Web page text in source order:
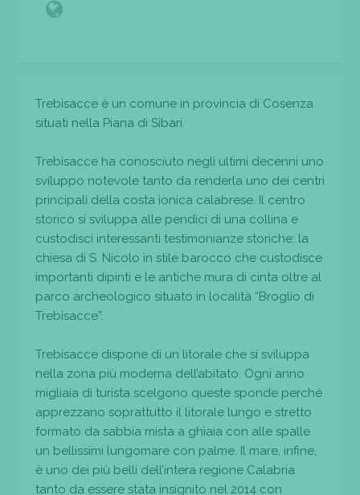
Trebisacce è un comune in provincia di Cosenza
situati nella Piana di Sibari.
Trebisacce ha conosciuto negli ultimi decenni uno
sviluppo notevole tanto da renderla uno dei centri
principali della costa ionica calabrese. Il centro
storico si sviluppa alle pendici di una collina e
custodisci interessanti testimonianze storiche: la
chiesa di S. Nicolo in stile barocco che custodisce
importanti dipinti e le antiche mura di cinta oltre al
parco archeologico situato in località “Broglio di
Trebisacce”.
Trebisacce dispone di un litorale che si sviluppa
nella zona più moderna dell’abitato. Ogni anno
migliaia di turista scelgono queste sponde perché
apprezzano soprattutto il litorale lungo e stretto
formato da sabbia mista a ghiaia con alle spalle
un bellissimi lungomare con palme. Il mare, infine,
è uno dei più belli dell’intera regione Calabria
tanto da essere stata insignito nel 2014 con